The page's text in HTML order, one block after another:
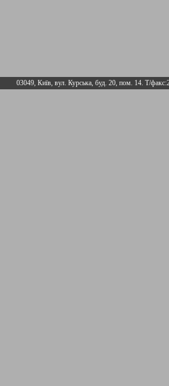
03049, Київ, вул. Курська, буд. 20, пом. 14. Т/